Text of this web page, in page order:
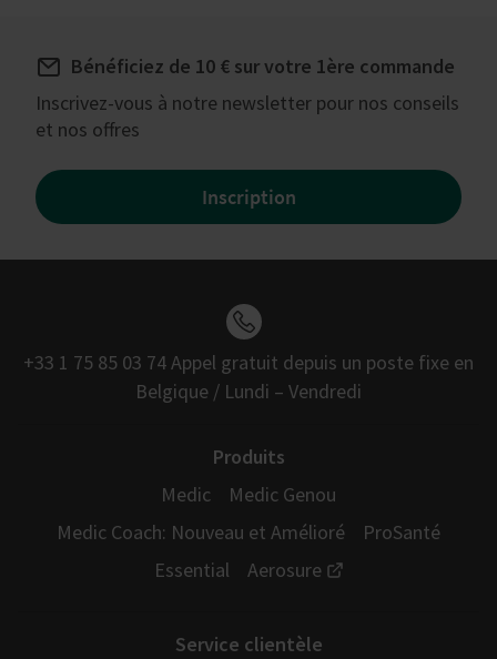
Bénéficiez de 10 € sur votre 1ère commande
Inscrivez-vous à notre newsletter pour nos conseils
et nos offres
Inscription
+33 1 75 85 03 74 Appel gratuit depuis un poste fixe en
Belgique / Lundi – Vendredi
Produits
Medic
Medic Genou
Medic Coach: Nouveau et Amélioré
ProSanté
Essential
Aerosure
Service clientèle